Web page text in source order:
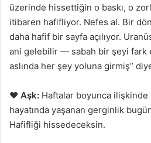
üzerinde hissettiğin o baskı, o
itibaren hafifliyor. Nefes al. Bir
daha hafif bir sayfa açılıyor.
ani gelebilir — sabah bir şeyi fark
aslında her şey yoluna girmiş”
❤️ Aşk: Haftalar boyunca ilişkinde
hayatında yaşanan gerginlik
Hafifliği hissedeceksin.